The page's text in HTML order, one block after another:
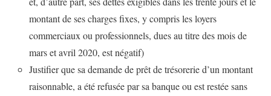
montant de ses charges fixes, y compris les loyers
commerciaux ou professionnels, dues au titre des mois de
mars et avril 2020, est négatif)
Justifier que sa demande de prêt de trésorerie d’un montant
raisonnable, a été refusée par sa banque ou est restée sans